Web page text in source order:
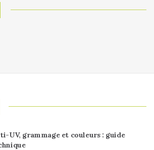
UV, grammage et couleurs : guide